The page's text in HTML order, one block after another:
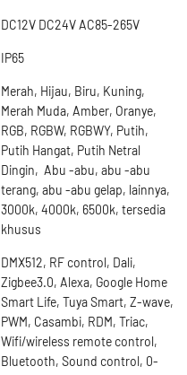
DC12V DC24V AC85-265V
IP65
Merah, Hijau, Biru, Kuning,
Merah Muda, Amber, Oranye,
RGB, RGBW, RGBWY, Putih,
Putih Hangat, Putih Netral
Dingin, Abu -abu, abu -abu
terang, abu -abu gelap, lainnya,
3000k, 4000k, 6500k, tersedia
khusus
DMX512, RF control, Dali,
Zigbee3.0, Alexa, Google Home
Smart Life, Tuya Smart, Z-wave,
PWM, Casambi, RDM, Triac,
Wifi/wireless remote control,
Bluetooth, Sound control, 0-